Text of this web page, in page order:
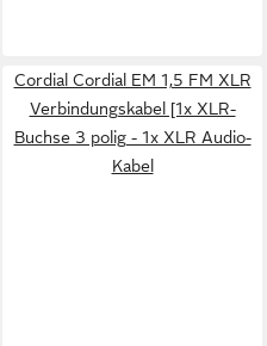
Cordial Cordial EM 1,5 FM XLR
Verbindungskabel [1x XLR-
Buchse 3 polig - 1x XLR Audio-
Kabel